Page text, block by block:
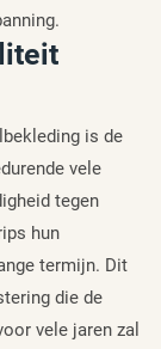
is de
vele
tegen
hun
termijn. Dit
die de
vele jaren zal